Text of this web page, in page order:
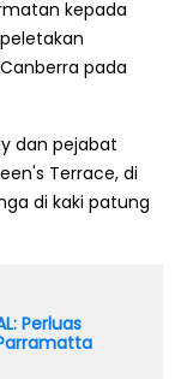
kepada
pada
dan pejabat
Terrace, di
di kaki patung
Perluas